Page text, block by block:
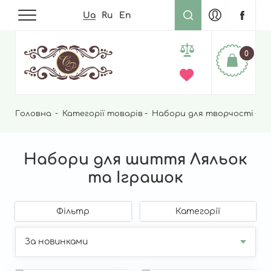
Ua Ru En
0
Рядок
Головна Категорії товарів Набори для творчості
Набори для шиття Ляльок
та Іграшок
Фільтр Категорії